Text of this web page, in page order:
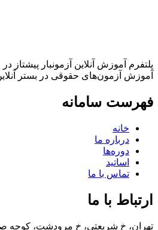
پلتفرم آموزش آنلاین آزمونبار پیشتاز
آموزش آزمون‌های حقوقی در بستر
فهرست سامانه
خانه
درباره ما
دوره‌ها
اساتید
تماس با ما
ارتباط با ما
تهران، خ شریعتی، خ مرودشت، کوچه